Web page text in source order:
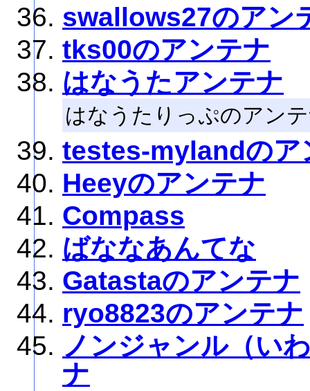
swallows27のアン
tks00のアンテナ
はなうたアンテナ
はなうたりっぷのアン
testes-mylandのア
Heeyのアンテナ
Compass
ばななあんてな
Gatastaのアンテナ
ryo8823のアンテナ
ノンジャンル（い
ナ